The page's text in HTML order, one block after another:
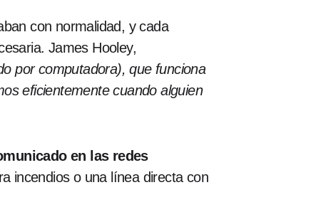
con normalidad, y cada
James Hooley,
por computadora), que funciona
eficientemente cuando alguien
en las redes
incendios o una línea directa con